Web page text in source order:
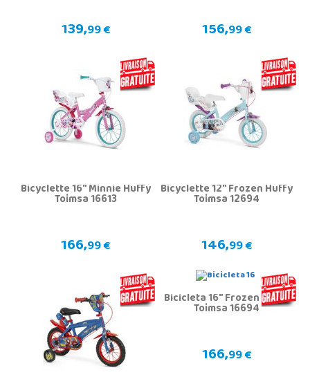
139,99 € 156,99 €
Bicyclette 16" Minnie Huffy
Toimsa 16613
166,99 €
Bicyclette 12" Frozen Huffy
Toimsa 12694
146,99 €
Bicicleta 16" Frozen Huffy
Toimsa 16694
166,99 €